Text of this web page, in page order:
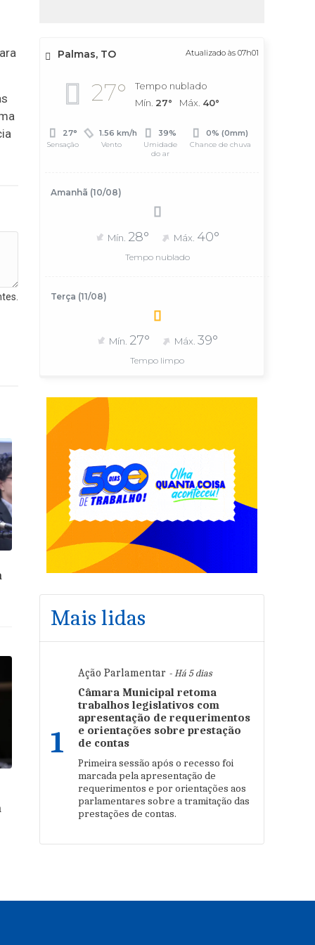
Palmas, TO Atualizado às 07h01
27°
Tempo nublado
Mín. 27° Máx. 40°
27°
Sensação
1.56 km/h
Vento
39%
Umidade
do ar
0% (0mm)
Chance de chuva
Amanhã (10/08)
Mín. 28° Máx. 40°
Tempo nublado
Terça (11/08)
Mín. 27° Máx. 39°
Tempo limpo
Mais lidas
1
Ação Parlamentar - Há 5 dias
Câmara Municipal retoma
trabalhos legislativos com
apresentação de requerimentos
e orientações sobre prestação
de contas
Primeira sessão após o recesso foi
marcada pela apresentação de
requerimentos e por orientações aos
parlamentares sobre a tramitação das
prestações de contas.